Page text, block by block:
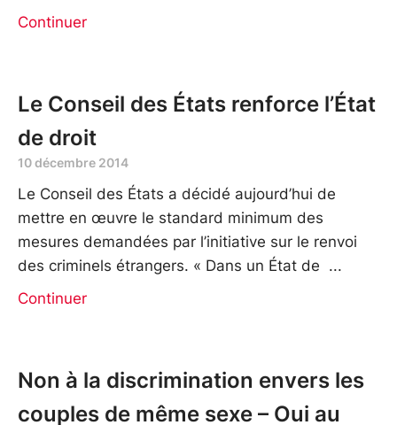
Continuer
Le Conseil des États renforce l’État
de droit
10 décembre 2014
Le Conseil des États a décidé aujourd’hui de
mettre en œuvre le standard minimum des
mesures demandées par l’initiative sur le renvoi
des criminels étrangers. « Dans un État de
Continuer
Non à la discrimination envers les
couples de même sexe – Oui au